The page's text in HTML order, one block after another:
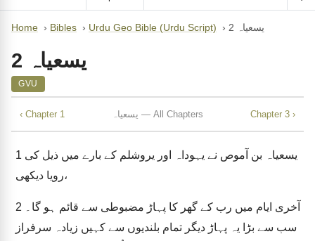
Home › Bibles › Urdu Geo Bible (Urdu Script) › یسعیاہ 2
یسعیاہ 2
GVU
‹ Chapter 1 یسعیاہ — All Chapters Chapter 3 ›
1
رویا دیکھی،
2
سب سے بڑا یہ پہاڑ دیگر تمام بلندیوں سے کہیں زیادہ سرفراز